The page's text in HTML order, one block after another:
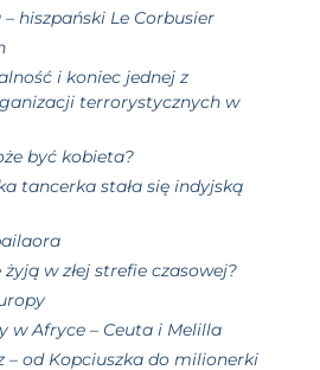
hiszpański Le Corbusier
i koniec jednej z
terrorystycznych w
być kobieta?
tancerka stała się indyjską
w złej strefie czasowej?
w Afryce – Ceuta i Melilla
– od Kopciuszka do milionerki